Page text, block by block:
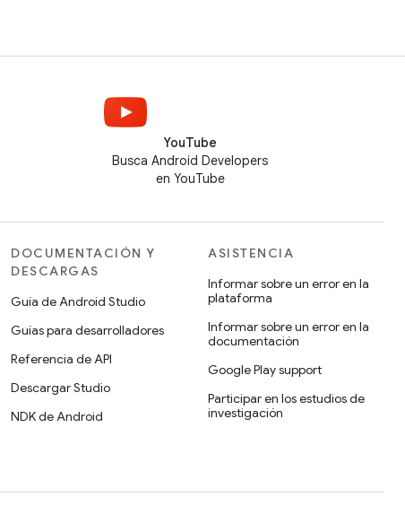
YouTube
Busca Android Developers
en YouTube
DOCUMENTACIÓN Y
DESCARGAS
Guía de Android Studio
Guías para desarrolladores
Referencia de API
Descargar Studio
NDK de Android
ASISTENCIA
Informar sobre un error en la
plataforma
Informar sobre un error en la
documentación
Google Play support
Participar en los estudios de
investigación